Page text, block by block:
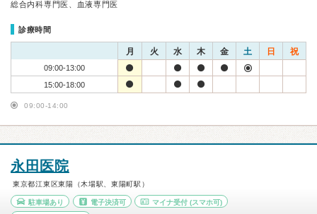
総合内科専門医、血液専門医
診療時間
月 火 水 木 金 土 日 祝
09:00-13:00
15:00-18:00
09:00-14:00
永田医院
東京都江東区東陽（木場駅、東陽町駅）
駐車場あり 電子決済可 マイナ受付 (スマホ可)